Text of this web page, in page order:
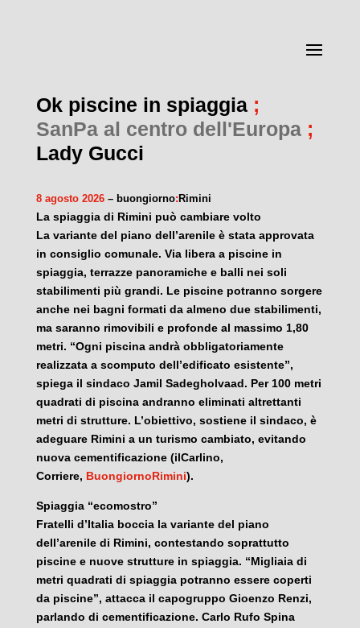
Ok piscine in spiaggia;
SanPa al centro dell'Europa;
Lady Gucci
8 agosto 2026– buongiorno: Rimini
La spiaggia di Rimini può cambiare volto
La variante del piano dell’arenile è stata approvata
in consiglio comunale. Via libera a piscine in
spiaggia, terrazze panoramiche e balli nei soli
stabilimenti più grandi. Le piscine potranno sorgere
anche nei bagni formati da almeno due stabilimenti,
ma saranno rimovibili e profonde al massimo 1,80
metri. “Ogni piscina andrà obbligatoriamente
realizzata a scomputo dell’edificato esistente”,
spiega il sindaco Jamil Sadegholvaad. Per 100 metri
quadrati di piscina andranno eliminati altrettanti
metri di strutture. L’obiettivo, sostiene il sindaco, è
adeguare Rimini a un turismo cambiato, evitando
nuova cementificazione (ilCarlino,
Corriere, BuongiornoRimini).
Spiaggia “ecomostro”
Fratelli d’Italia boccia la variante del piano
dell’arenile di Rimini, contestando soprattutto
piscine e nuove strutture in spiaggia. “Migliaia di
metri quadrati di spiaggia potranno essere coperti
da piscine”, attacca il capogruppo Gioenzo Renzi,
parlando di cementificazione. Carlo Rufo Spina